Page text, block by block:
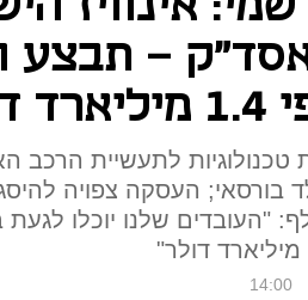
- תבצע
לתעשיית הרכב
העסקה צפויה
"העובדים שלנו יוכלו
14:00